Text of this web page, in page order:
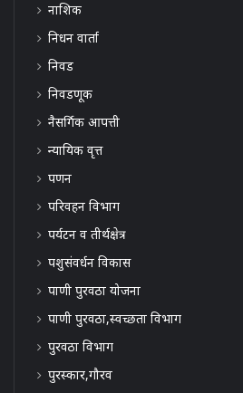
नाशिक
निधन वार्ता
निवड
निवडणूक
नैसर्गिक आपत्ती
न्यायिक वृत्त
पणन
परिवहन विभाग
पर्यटन व तीर्थक्षेत्र
पशुसंवर्धन विकास
पाणी पुरवठा योजना
पाणी पुरवठा,स्वच्छता विभाग
पुरवठा विभाग
पुरस्कार,गौरव